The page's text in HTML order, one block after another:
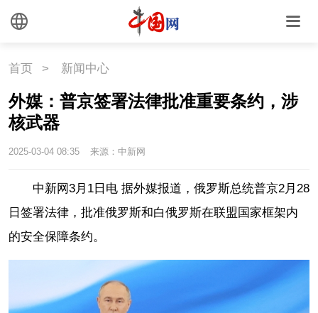
首页 > 新闻中心
外媒：普京签署法律批准重要条约，涉
核武器
2025-03-04 08:35 来源：中新网
中新网3月1日电 据外媒报道，俄罗斯总统普京2月28
日签署法律，批准俄罗斯和白俄罗斯在联盟国家框架内
的安全保障条约。